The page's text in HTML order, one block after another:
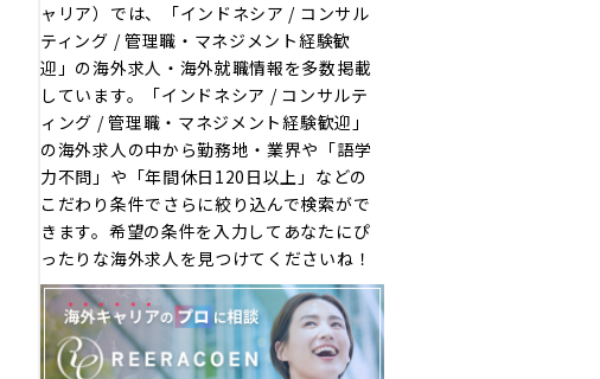
ャリア）では、「インドネシア / コンサル
ティング / 管理職・マネジメント経験歓
迎」の海外求人・海外就職情報を多数掲載
しています。「インドネシア / コンサルテ
ィング / 管理職・マネジメント経験歓迎」
の海外求人の中から勤務地・業界や「語学
力不問」や「年間休日120日以上」などの
こだわり条件でさらに絞り込んで検索がで
きます。希望の条件を入力してあなたにぴ
ったりな海外求人を見つけてくださいね！